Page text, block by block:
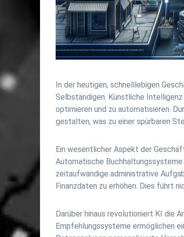
In der heutigen, schnelllebigen
Selbständigen. Künstliche
optimieren und zu automatisieren.
gestalten, was zu einer spürbaren
Ein wesentlicher Aspekt der
Automatische Buchhaltungssysteme
zeitaufwändige administrative
Finanzdaten zu erhöhen. Dies führt
Darüber hinaus revolutioniert KI die
Empfehlungssysteme ermöglichen